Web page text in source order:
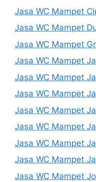
Jasa WC Mampet
Jasa WC Mampet
Jasa WC Mampet
Jasa WC Mampet
Jasa WC Mampet
Jasa WC Mampet
Jasa WC Mampet
Jasa WC Mampet
Jasa WC Mampet
Jasa WC Mampet
Jasa WC Mampet